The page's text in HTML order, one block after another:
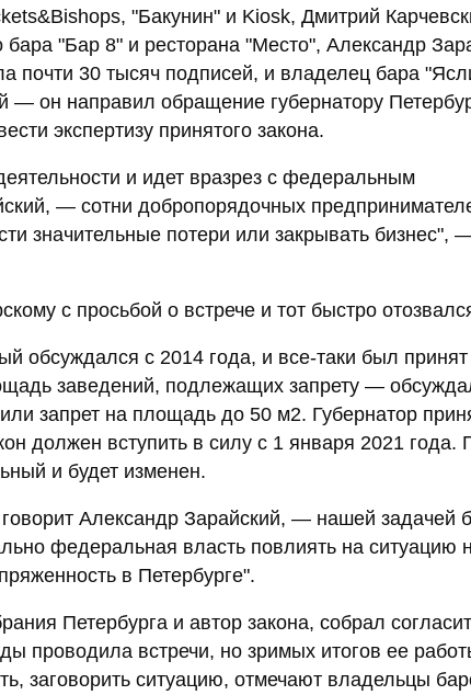
"Бакунин" и Kiosk, Дмитрий
"Бар 8" и ресторана "Место", Александр
почти 30 тысяч подписей, и владелец бара
— он направил обращение губернатору
экспертизу принятого закона.
и идет вразрез с федеральным
— сотни добропорядочных
значительные потери или закрывать бизнес",
с просьбой о встрече и тот быстро
обсуждался с 2014 года, и все-таки был
заведений, подлежащих запрету —
запрет на площадь до 50 м2. Губернатор
должен вступить в силу с 1 января 2021 года.
и будет изменен.
Александр Зарайский, — нашей задачей
федеральная власть повлиять на ситуацию
в Петербурге".
Петербурга и автор закона, собрал
проводила встречи, но зримых итогов ее
заговорить ситуацию, отмечают владельцы